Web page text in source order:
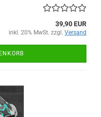
39,90 EUR
inkl. 20% MwSt. zzgl. Versand